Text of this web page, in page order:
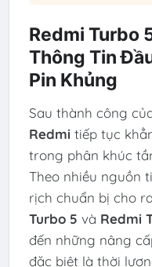
Redmi Turbo
Thông Tin
Pin Khủng
Sau thành công
Redmi tiếp tục
trong phân khúc
Theo nhiều nguồn
rịch chuẩn bị cho
Turbo 5 và Redmi
đến những nâng
đặc biệt là thời